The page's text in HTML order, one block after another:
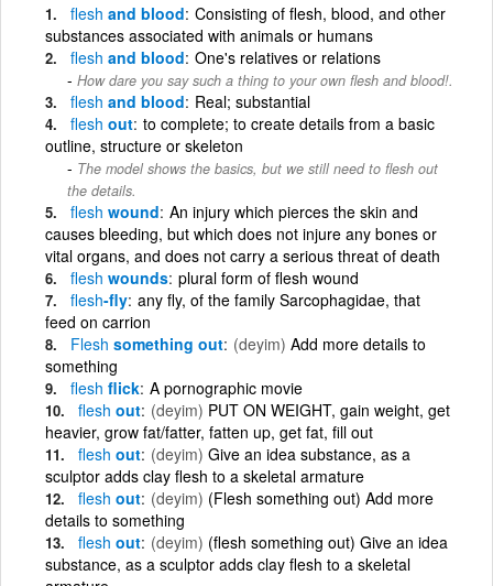
flesh and blood Consisting of flesh, blood, and other
substances associated with animals or humans
flesh and blood One's relatives or relations
How dare you say such a thing to your own flesh and blood!.
flesh and blood Real; substantial
flesh out to complete; to create details from a basic
outline, structure or skeleton
The model shows the basics, but we still need to flesh out
the details.
flesh wound An injury which pierces the skin and
causes bleeding, but which does not injure any bones or
vital organs, and does not carry a serious threat of death
flesh wounds plural form of flesh wound
flesh-fly any fly, of the family Sarcophagidae, that
feed on carrion
Flesh something out (deyim) Add more details to
something
flesh flick A pornographic movie
flesh out (deyim) PUT ON WEIGHT, gain weight, get
heavier, grow fat/fatter, fatten up, get fat, fill out
flesh out (deyim) Give an idea substance, as a
sculptor adds clay flesh to a skeletal armature
flesh out (deyim) (Flesh something out) Add more
details to something
flesh out (deyim) (flesh something out) Give an idea
substance, as a sculptor adds clay flesh to a skeletal